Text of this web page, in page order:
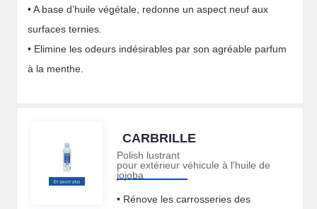
• A base d’huile végétale, redonne un aspect neuf aux
surfaces ternies.
• Elimine les odeurs indésirables par son agréable parfum
à la menthe.
CARBRILLE
Polish lustrant
pour extérieur véhicule à l'huile de
jojoba
• Rénove les carrosseries des